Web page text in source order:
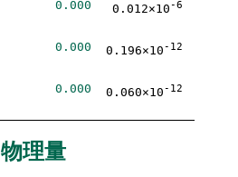
0.000 0.012×10-6
0.000 0.196×10-12
0.000 0.060×10-12
物理量